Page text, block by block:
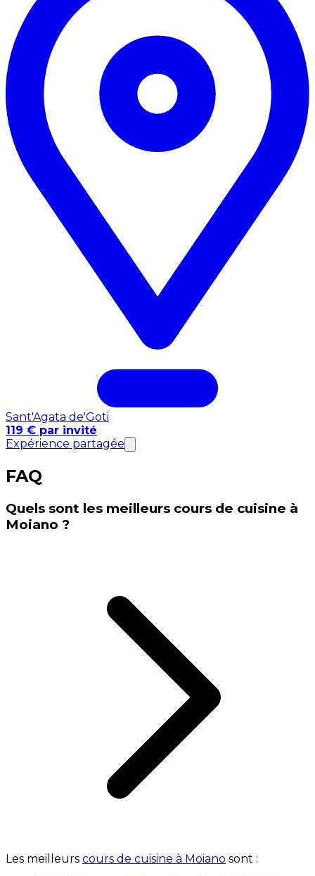
Sant'Agata de'Goti
119 € par invité
Expérience partagée
FAQ
Quels sont les meilleurs cours de cuisine à
Moiano ?
Les meilleurs cours de cuisine à Moiano sont :